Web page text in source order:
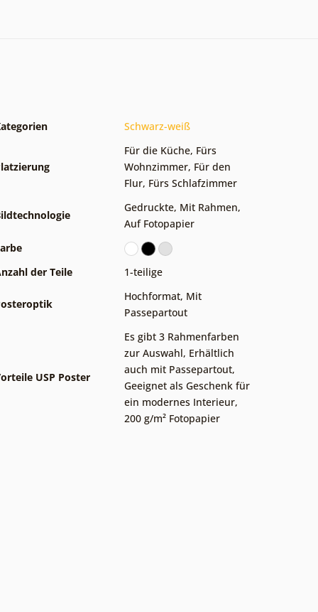
Schwarz-weiß
Für die Küche, Fürs
Wohnzimmer, Für den
Flur, Fürs Schlafzimmer
Gedruckte, Mit Rahmen,
Auf Fotopapier
der Teile
1-teilige
Hochformat, Mit
Passepartout
USP Poster
Es gibt 3 Rahmenfarben
zur Auswahl, Erhältlich
auch mit Passepartout,
Geeignet als Geschenk für
ein modernes Interieur,
200 g/m² Fotopapier